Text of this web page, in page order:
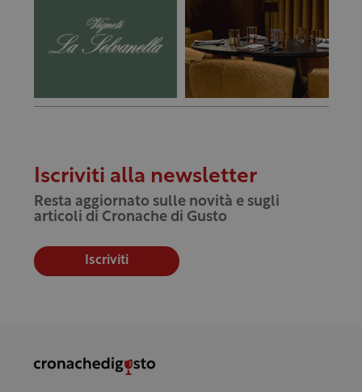
Iscriviti alla newsletter
Resta aggiornato sulle novità e sugli
articoli di Cronache di Gusto
Iscriviti